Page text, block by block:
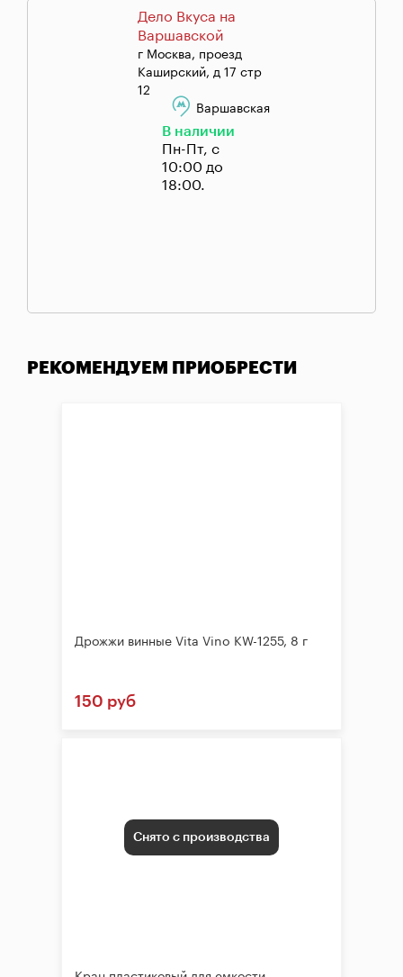
Дело Вкуса на
Варшавской
г Москва, проезд
Каширский, д 17 стр
12
Варшавская
В наличии
Пн-Пт, с
10:00 до
18:00.
РЕКОМЕНДУЕМ ПРИОБРЕСТИ
Дрожжи винные Vita Vino KW-1255, 8 г
150 руб
Снято с производства